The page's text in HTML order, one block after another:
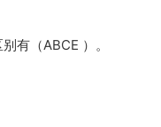
有（ABCE ）。